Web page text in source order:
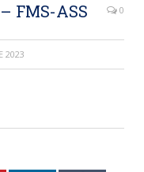
FMS-ASS 0
2023